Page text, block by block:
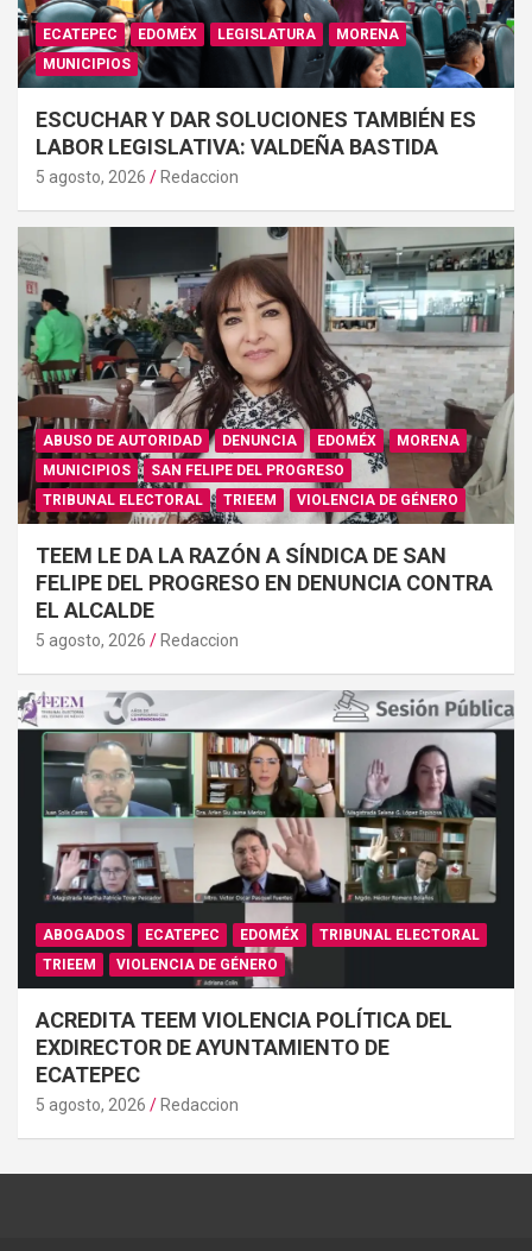
ECATEPEC EDOMÉX LEGISLATURA
MORENA
MUNICIPIOS
ESCUCHAR Y DAR SOLUCIONES TAMBIÉN ES
LABOR LEGISLATIVA: VALDEÑA BASTIDA
5 agosto, 2026 Redaccion
ABUSO DE AUTORIDAD DENUNCIA EDOMÉX
MORENA
MUNICIPIOS
SAN FELIPE DEL PROGRESO
TRIBUNAL ELECTORAL
TRIEEM VIOLENCIA DE GÉNERO
TEEM LE DA LA RAZÓN A SÍNDICA DE SAN
FELIPE DEL PROGRESO EN DENUNCIA CONTRA
EL ALCALDE
5 agosto, 2026 Redaccion
ABOGADOS ECATEPEC EDOMÉX
TRIBUNAL ELECTORAL
TRIEEM
VIOLENCIA DE GÉNERO
ACREDITA TEEM VIOLENCIA POLÍTICA DEL
EXDIRECTOR DE AYUNTAMIENTO DE
ECATEPEC
5 agosto, 2026 Redaccion